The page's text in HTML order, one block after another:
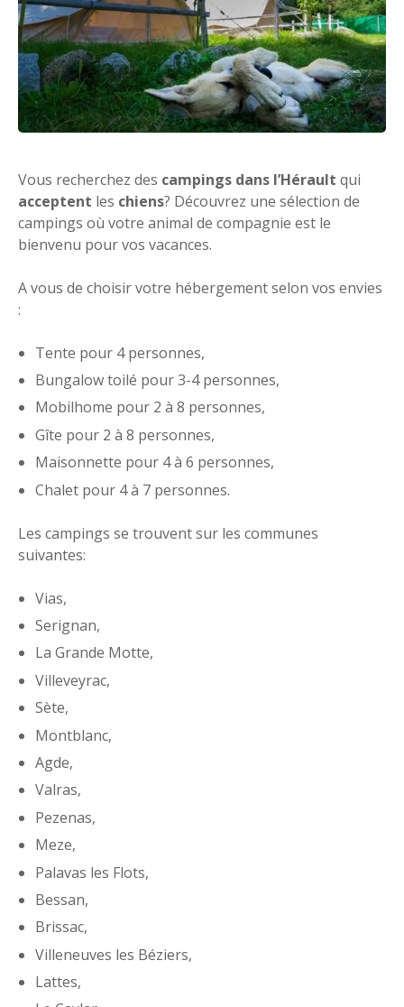
Vous recherchez des campings dans l’Hérault qui
acceptent les chiens? Découvrez une sélection de
campings où votre animal de compagnie est le
bienvenu pour vos vacances.
A vous de choisir votre hébergement selon vos envies
:
Tente pour 4 personnes,
Bungalow toilé pour 3-4 personnes,
Mobilhome pour 2 à 8 personnes,
Gîte pour 2 à 8 personnes,
Maisonnette pour 4 à 6 personnes,
Chalet pour 4 à 7 personnes.
Les campings se trouvent sur les communes
suivantes:
Vias,
Serignan,
La Grande Motte,
Villeveyrac,
Sète,
Montblanc,
Agde,
Valras,
Pezenas,
Meze,
Palavas les Flots,
Bessan,
Brissac,
Villeneuves les Béziers,
Lattes,